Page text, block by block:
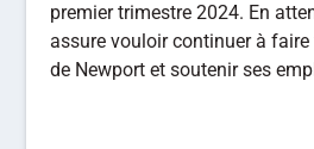
premier trimestre 2024. En
assure vouloir continuer à
de Newport et soutenir ses